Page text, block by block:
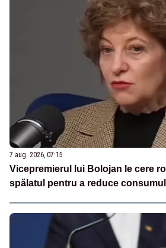
7 aug. 2026, 07:15
Vicepremierul lui Bolojan le cere
spălatul pentru a reduce